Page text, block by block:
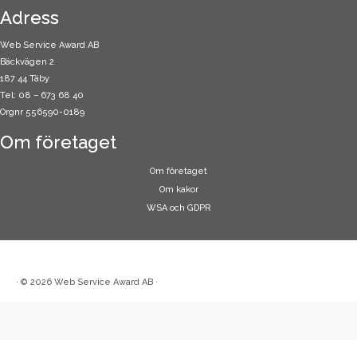
Adress
Web Service Award AB
Bäckvägen 2
187 44 Täby
Tel: 08 – 673 68 40
Orgnr 556590-0189
Om företaget
Om företaget
Om kakor
WSA och GDPR
· © 2026 Web Service Award AB ·